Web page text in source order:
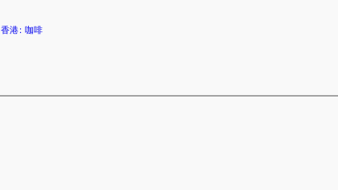
香港: 咖啡